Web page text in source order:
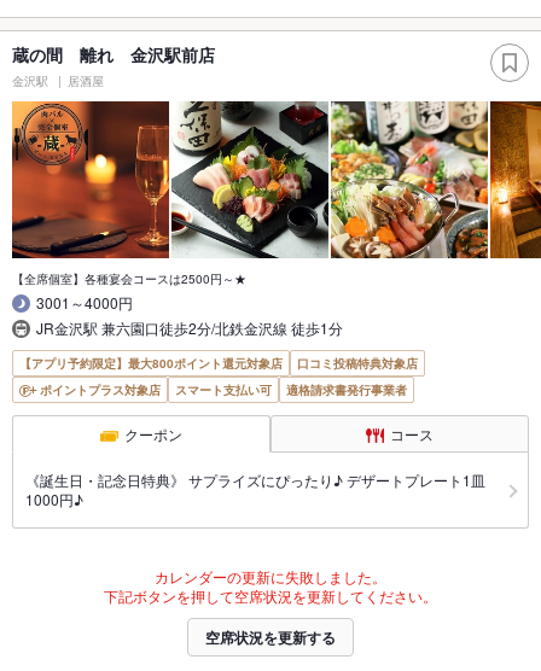
蔵の間 離れ 金沢駅前店
金沢駅 居酒屋
【全席個室】各種宴会コースは2500円～★
3001～4000円
JR金沢駅 兼六園口徒歩2分/北鉄金沢線 徒歩1分
【アプリ予約限定】最大800ポイント還元対象店
口コミ投稿特典対象店
ポイントプラス対象店
スマート支払い可 適格請求書発行事業者
クーポン コース
《誕生日・記念日特典》 サプライズにぴったり♪ デザートプレート1皿
1000円♪
カレンダーの更新に失敗しました。
下記ボタンを押して空席状況を更新してください。
空席状況を更新する